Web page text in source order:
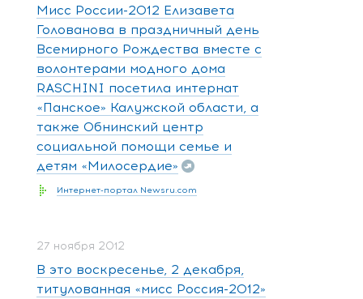
Мисс России-2012 Елизавета
Голованова в праздничный день
Всемирного Рождества вместе с
волонтерами модного дома
RASCHINI посетила интернат
«Панское» Калужской области, а
также Обнинский центр
социальной помощи семье и
детям «Милосердие»
Интернет-портал Newsru.com
27 ноября 2012
В это воскресенье, 2 декабря,
титулованная «мисс Россия-2012»